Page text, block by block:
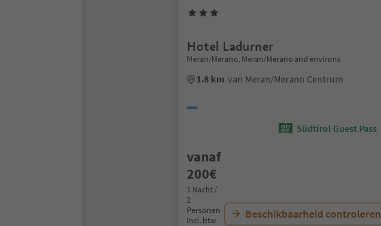
Hotel Ladurner
Meran/Merano, Meran/Merano and environs
1.8 km van Meran/Merano Centrum
Südtirol Guest Pass
vanaf
200€
1 Nacht /
2
Personen
Incl. btw
Beschikbaarheid controleren